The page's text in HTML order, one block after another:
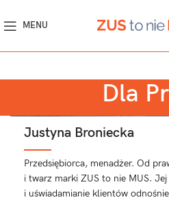
MENU
Dla
Justyna Broniecka
Przedsiębiorca, menadżer. Od
i twarz marki ZUS to nie MUS.
i uświadamianie klientów